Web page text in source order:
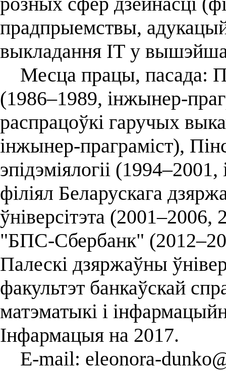
прадпрыемствы,
выкладання ІТ у
Месца працы, пасада:
(1986–1989, інжынер-
распрацоўкі гаручых
інжынер-праграміст),
эпідэміялогіі
філіял Беларускага
ўніверсітэта
"БПС-Сбербанк"
Палескі дзяржаўны
факультэт банкаўскай
матэматыкі і
Інфармацыя на 2017.
E-mail: eleonora-